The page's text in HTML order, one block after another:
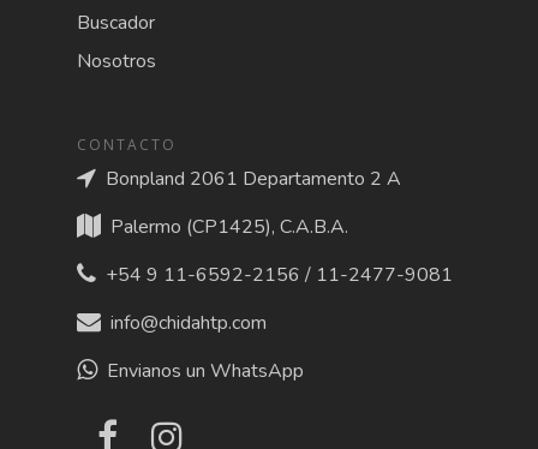
Buscador
Nosotros
CONTACTO
Bonpland 2061 Departamento 2 A
Palermo (CP1425), C.A.B.A.
+54 9 11-6592-2156 / 11-2477-9081
info@chidahtp.com
Envianos un WhatsApp